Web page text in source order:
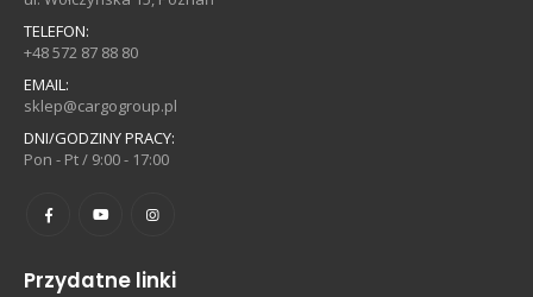
TELEFON:
+48 572 87 88 80
EMAIL:
sklep@cargogroup.pl
DNI/GODZINY PRACY:
Pon - Pt / 9:00 - 17:00
Przydatne linki